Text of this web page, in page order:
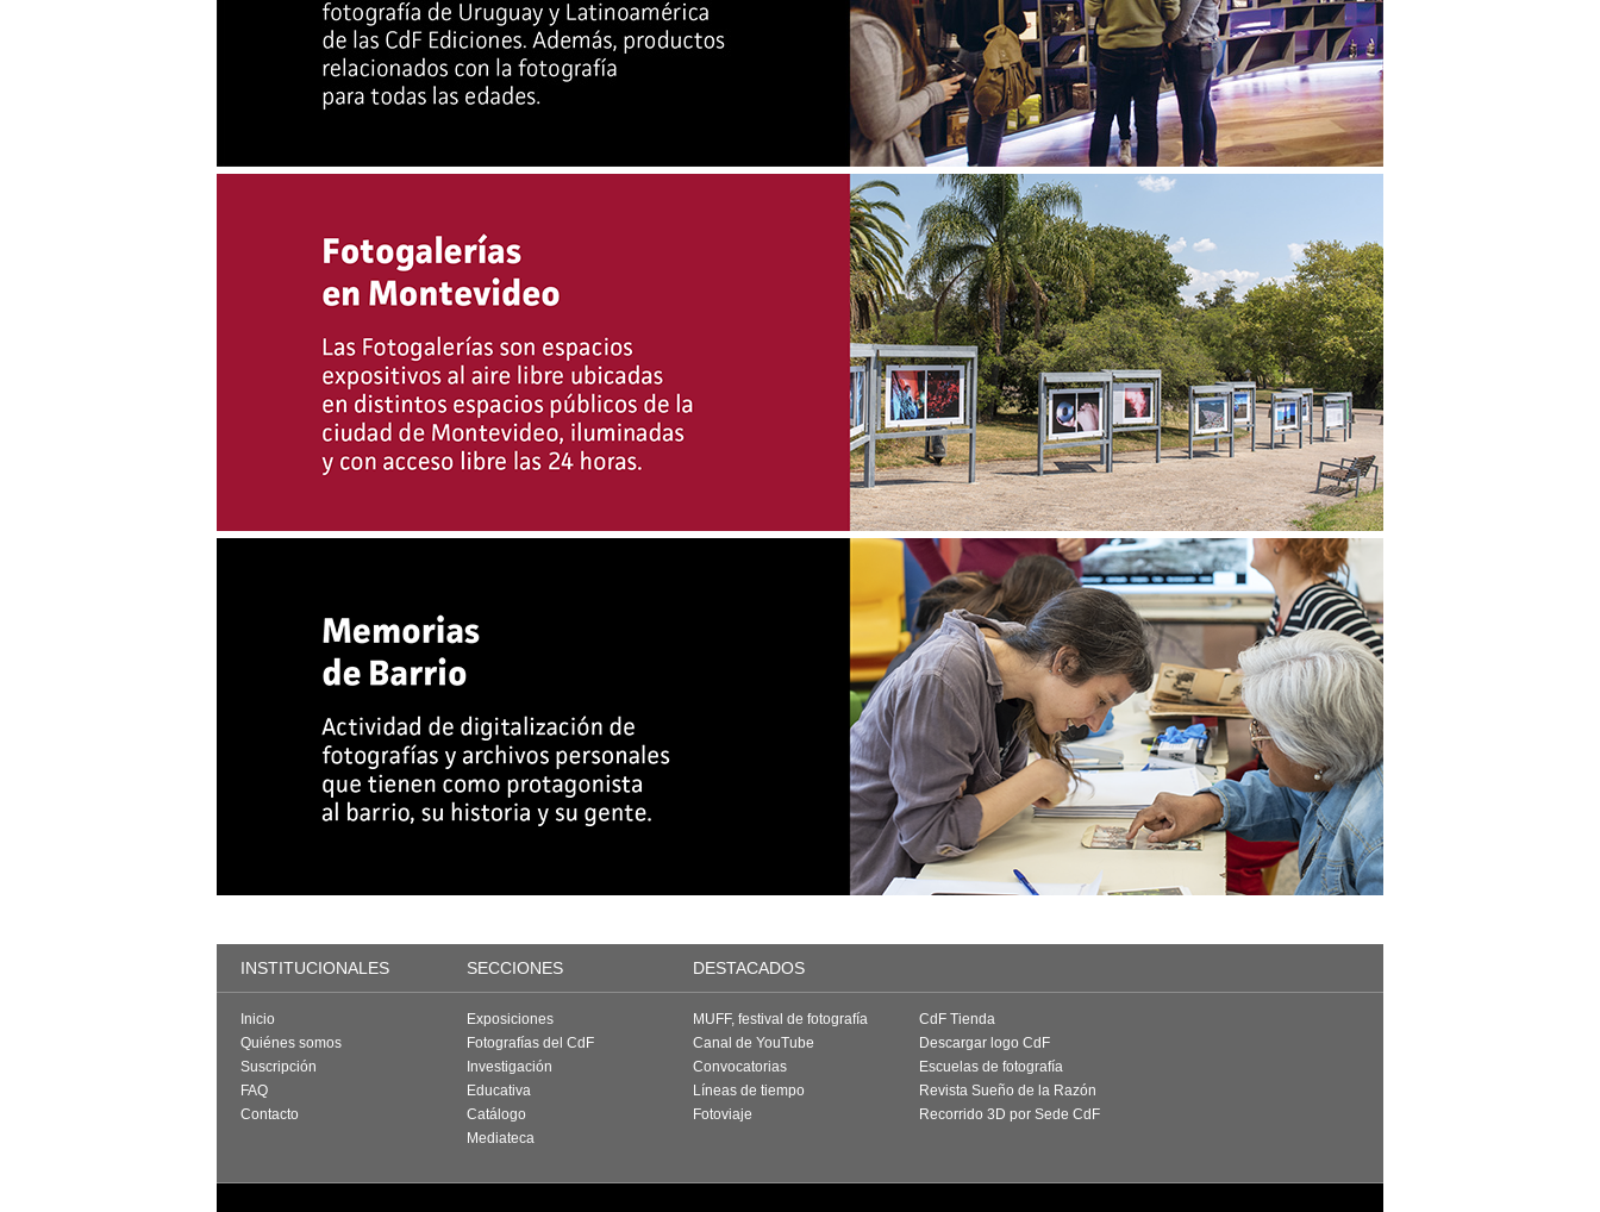
INSTITUCIONALES SECCIONES DESTACADOS
Inicio
Quiénes somos
Suscripción
FAQ
Contacto
Exposiciones
Fotografías del CdF
Investigación
Educativa
Catálogo
Mediateca
MUFF, festival de fotografía
Canal de YouTube
Convocatorias
Líneas de tiempo
Fotoviaje
CdF Tienda
Descargar logo CdF
Escuelas de fotografía
Revista Sueño de la Razón
Recorrido 3D por Sede CdF